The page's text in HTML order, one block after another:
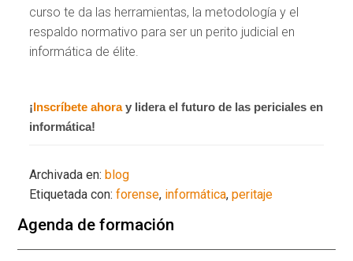
curso te da las herramientas, la metodología y el
respaldo normativo para ser un perito judicial en
informática de élite.
¡Inscríbete ahoray lidera el futuro de las periciales en
informática!
Archivada en:blog
Etiquetada con:forense, informática,peritaje
Agenda de formación